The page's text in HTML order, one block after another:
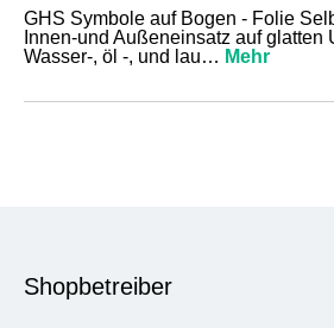
GHS Symbole auf Bogen - Folie
Innen-und Außeneinsatz auf glatten
Wasser-, öl -, und lau… Mehr
Shopbetreiber